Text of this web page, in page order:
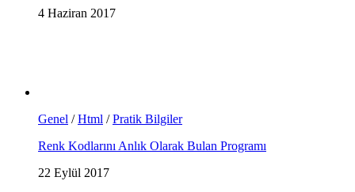
4 Haziran 2017
Genel /Html /Pratik Bilgiler
Renk Kodlarını Anlık Olarak Bulan Programı
22 Eylül 2017